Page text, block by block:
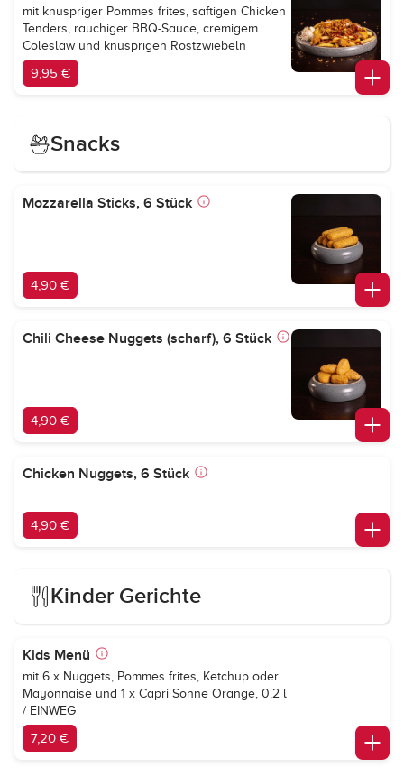
mit knuspriger Pommes frites, saftigen Chicken
Tenders, rauchiger BBQ-Sauce, cremigem
Coleslaw und knusprigen Röstzwiebeln
9,95 €
Snacks
Mozzarella Sticks, 6 Stück
4,90 €
Chili Cheese Nuggets (scharf), 6 Stück
4,90 €
Chicken Nuggets, 6 Stück
4,90 €
Kinder Gerichte
Kids Menü
mit 6 x Nuggets, Pommes frites, Ketchup oder
Mayonnaise und 1 x Capri Sonne Orange, 0,2 l
/ EINWEG
7,20 €